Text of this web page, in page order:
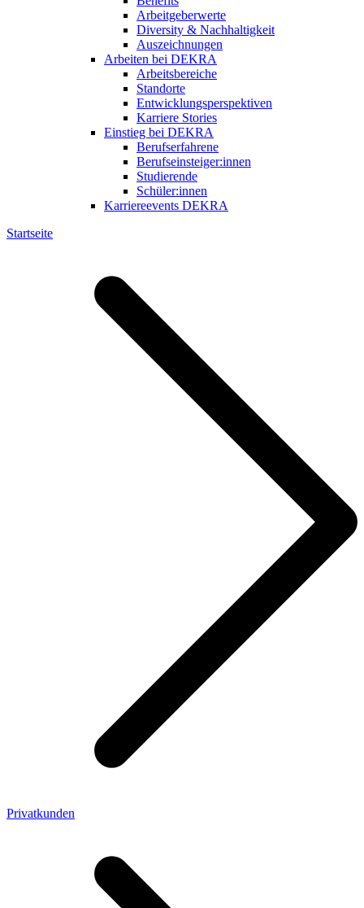
Arbeitgeberwerte
Diversity & Nachhaltigkeit
Auszeichnungen
Arbeiten bei DEKRA
Arbeitsbereiche
Standorte
Entwicklungsperspektiven
Karriere Stories
Einstieg bei DEKRA
Berufserfahrene
Berufseinsteiger:innen
Studierende
Schüler:innen
Karriereevents DEKRA
Startseite
Privatkunden